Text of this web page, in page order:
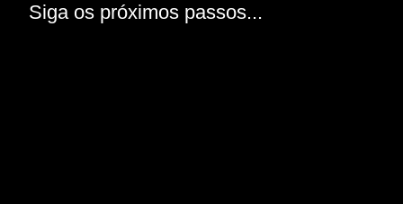
Siga os próximos passos...